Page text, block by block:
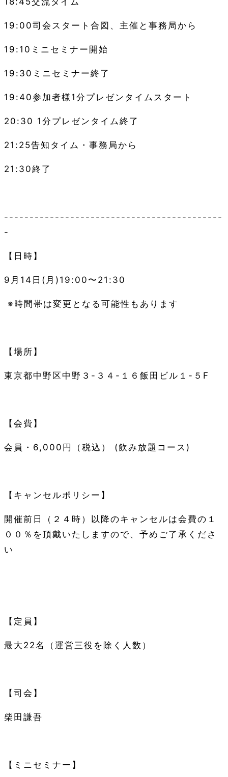
19:00司会スタート合図、主催と事務局から
19:10 ミニセミナー開始
19:30 ミニセミナー終了
19:40参加者様 1 分プレゼンタイムスタート
20:30 1 分プレゼンタイム終了
21:25告知タイム・事務局から
21:30終了
-------------------------------------------
-
【日時】
9 月14日 (月 )19:00 〜 21:30
※ 時間帯は変更となる可能性もあります
【場所】
東京都中野区中野３ - ３４ - １６飯田ビル１ - ５ F
【会費】
会員・ 6,000 円（税込） (飲み放題コース )
【キャンセルポリシー】
開催前日（２４時）以降のキャンセルは会費の１
００％を頂戴いたしますので、予めご了承くださ
い
【定員】
最大 22名（運営三役を除く人数）
【司会】
柴田謙吾
【ミニセミナー】